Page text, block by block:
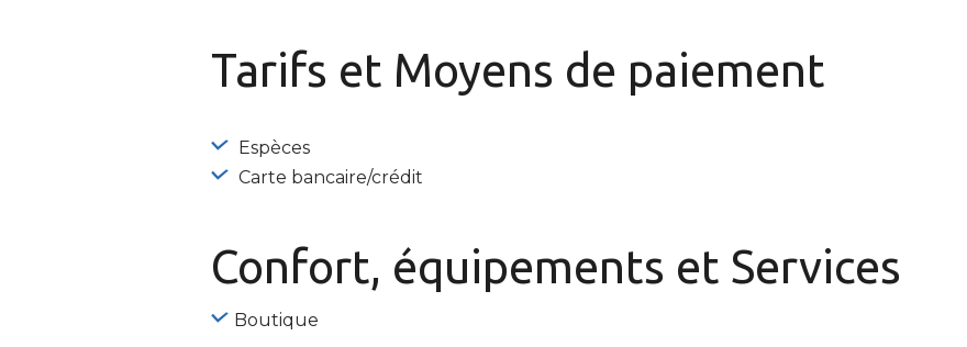
Tarifs et Moyens de paiement
Espèces
Carte bancaire/crédit
Confort, équipements et Services
Boutique